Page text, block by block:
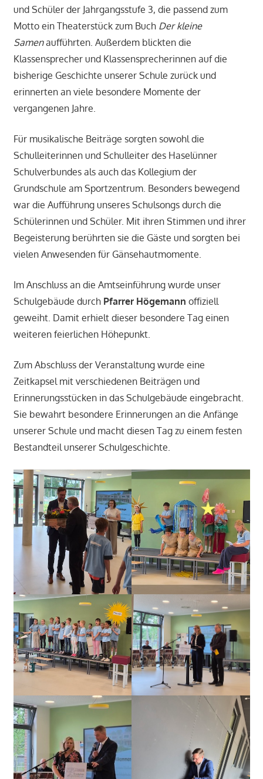
und Schüler der Jahrgangsstufe 3, die passend zum
Motto ein Theaterstück zum Buch Der kleine
Samenaufführten. Außerdem blickten die
Klassensprecher und Klassensprecherinnen auf die
bisherige Geschichte unserer Schule zurück und
erinnerten an viele besondere Momente der
vergangenen Jahre.
Für musikalische Beiträge sorgten sowohl die
Schulleiterinnen und Schulleiter des Haselünner
Schulverbundes als auch das Kollegium der
Grundschule am Sportzentrum. Besonders bewegend
war die Aufführung unseres Schulsongs durch die
Schülerinnen und Schüler. Mit ihren Stimmen und ihrer
Begeisterung berührten sie die Gäste und sorgten bei
vielen Anwesenden für Gänsehautmomente.
Im Anschluss an die Amtseinführung wurde unser
Schulgebäude durch Pfarrer Högemann offiziell
geweiht. Damit erhielt dieser besondere Tag einen
weiteren feierlichen Höhepunkt.
Zum Abschluss der Veranstaltung wurde eine
Zeitkapsel mit verschiedenen Beiträgen und
Erinnerungsstücken in das Schulgebäude eingebracht.
Sie bewahrt besondere Erinnerungen an die Anfänge
unserer Schule und macht diesen Tag zu einem festen
Bestandteil unserer Schulgeschichte.